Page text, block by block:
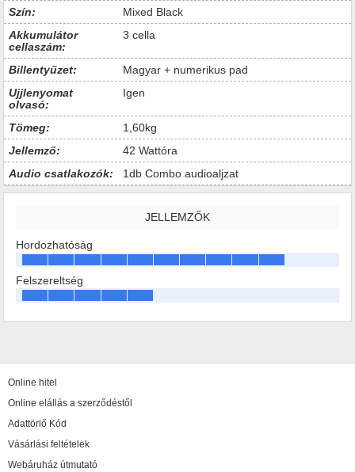
Szín:
Mixed Black
Akkumulátor
cellaszám:
3 cella
Billentyűzet:
Magyar + numerikus pad
Ujjlenyomat
olvasó:
Igen
Tömeg:
1,60kg
Jellemző:
42 Wattóra
Audio csatlakozók:
1db Combo audioaljzat
JELLEMZŐK
Hordozhatóság
Felszereltség
Online hitel
Online elállás a szerződéstől
Adattörlő Kód
Vásárlási feltételek
Webáruház útmutató